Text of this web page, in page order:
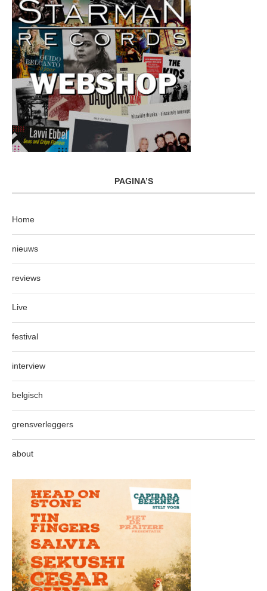
PAGINA’S
Home
nieuws
reviews
Live
festival
interview
belgisch
grensverleggers
about